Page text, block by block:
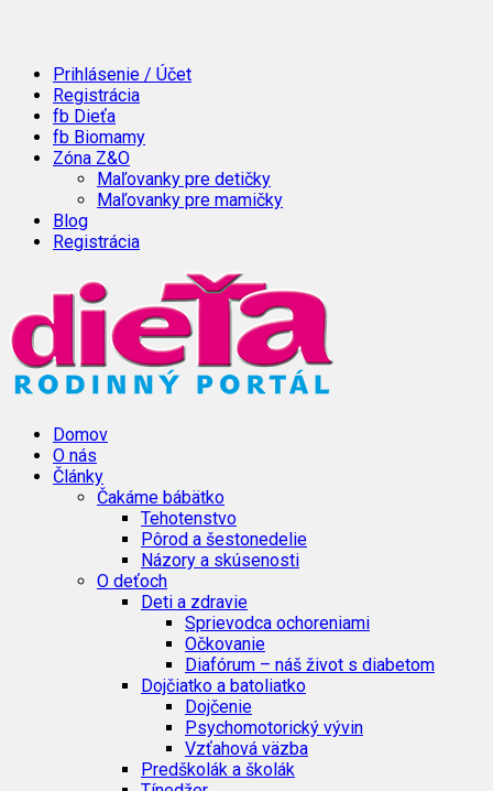
Prihlásenie / Účet
Registrácia
fb Dieťa
fb Biomamy
Zóna Z&O
Maľovanky pre detičky
Maľovanky pre mamičky
Blog
Registrácia
Domov
O nás
Články
Čakáme bábätko
Tehotenstvo
Pôrod a šestonedelie
Názory a skúsenosti
O deťoch
Deti a zdravie
Sprievodca ochoreniami
Očkovanie
Diafórum – náš život s diabetom
Dojčiatko a batoliatko
Dojčenie
Psychomotorický vývin
Vzťahová väzba
Predškolák a školák